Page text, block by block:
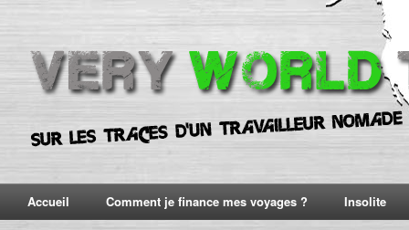
Accueil Comment je finance mes voyages ? Insolite